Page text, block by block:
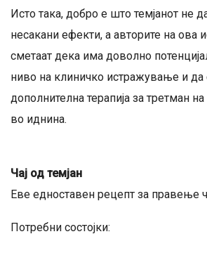
Исто така, добро е што темјанот не
несакани ефекти, а авторите на ова
сметаат дека има доволно
ниво на клиничко истражување и да
дополнителна терапија за третман на
во иднина.
Чај од темјан
Еве едноставен рецепт за правење
Потребни состојки: